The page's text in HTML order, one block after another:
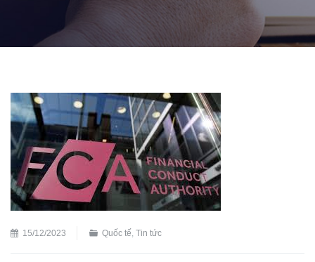
15/12/2023 Quốc tế Tin tức